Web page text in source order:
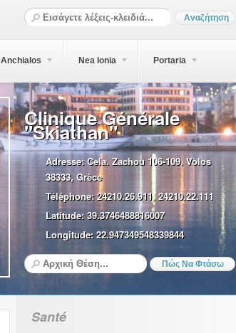
Anchialos Nea Ionia Portaria
Clinique Générale
"Skiathan"
Adresse:Cela. Zachou 106-109, Volos
38333, Grèce
Téléphone:24210.26.911, 24210.22.111
Latitude: 39.3746488816007
Longitude: 22.947349548339844
Santé